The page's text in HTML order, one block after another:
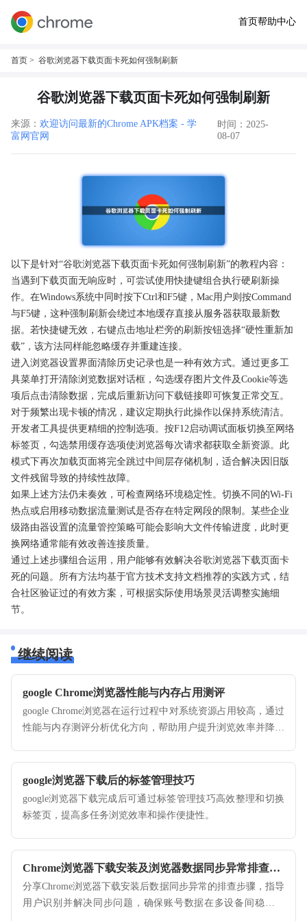
首页帮助中心
首页 > 谷歌浏览器下载页面卡死如何强制刷新
谷歌浏览器下载页面卡死如何强制刷新
来源： 欢迎访问最新的Chrome APK档案 - 学
富网官网
时间：2025-
08-07
以下是针对“谷歌浏览器下载页面卡死如何强制刷新”的教程内容：
当遇到下载页面无响应时，可尝试使用快捷键组合执行硬刷新操
作。在Windows系统中同时按下Ctrl和F5键，Mac用户则按Command
与F5键，这种强制刷新会绕过本地缓存直接从服务器获取最新数
据。若快捷键无效，右键点击地址栏旁的刷新按钮选择“硬性重新加
载”，该方法同样能忽略缓存并重建连接。
进入浏览器设置界面清除历史记录也是一种有效方式。通过更多工
具菜单打开清除浏览数据对话框，勾选缓存图片文件及Cookie等选
项后点击清除数据，完成后重新访问下载链接即可恢复正常交互。
对于频繁出现卡顿的情况，建议定期执行此操作以保持系统清洁。
开发者工具提供更精细的控制选项。按F12启动调试面板切换至网络
标签页，勾选禁用缓存选项使浏览器每次请求都获取全新资源。此
模式下再次加载页面将完全跳过中间层存储机制，适合解决因旧版
文件残留导致的持续性故障。
如果上述方法仍未奏效，可检查网络环境稳定性。切换不同的Wi-Fi
热点或启用移动数据流量测试是否存在特定网段的限制。某些企业
级路由器设置的流量管控策略可能会影响大文件传输进度，此时更
换网络通常能有效改善连接质量。
通过上述步骤组合运用，用户能够有效解决谷歌浏览器下载页面卡
死的问题。所有方法均基于官方技术支持文档推荐的实践方式，结
合社区验证过的有效方案，可根据实际使用场景灵活调整实施细
节。
继续阅读
google Chrome浏览器性能与内存占用测评
google Chrome浏览器在运行过程中对系统资源占用较高，通过
性能与内存测评分析优化方向，帮助用户提升浏览效率并降低
google浏览器下载后的标签管理技巧
google浏览器下载完成后可通过标签管理技巧高效整理和切换
标签页，提高多任务浏览效率和操作便捷性。
Chrome浏览器下载安装及浏览器数据同步异常排查教程
分享Chrome浏览器下载安装后数据同步异常的排查步骤，指导
用户识别并解决同步问题，确保账号数据在多设备间稳定同